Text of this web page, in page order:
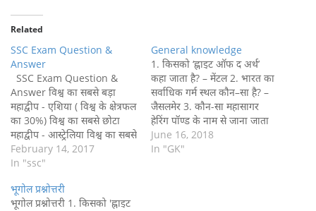
Related
SSC Exam Question &
Answer
SSC Exam Question &
Answer विश्व का सबसे बड़ा
महाद्वीप - एशिया ( विश्व के क्षेत्रफल
का 30%) विश्व का सबसे छोटा
महाद्वीप - आस्ट्रेलिया विश्व का सबसे
बड़ा महासागर - प्रशांत महासागर
विश्व का सबसे छोटा महासागर -
गहरा महासागर - प्रशांत महासागर…
February 14, 2017
In "ssc"
General knowledge
1. किसको ‘ह्नाइट ऑफ द अर्थ’
कहा जाता है? – मेंटल 2. भारत का
सर्वाधिक गर्म स्थल कौन–सा है? –
जैसलमेर 3. कौन-सा महासागर
हेरिंग पॉण्ड के नाम से जाना जाता
है? – अटलांटिक महासागर 4.
‘सरदार सरोवर परियोजना’ किस
June 16, 2018
In "GK"
भूगोल प्रश्नोत्तरी
भूगोल प्रश्नोत्तरी 1. किसको 'ह्नाइट